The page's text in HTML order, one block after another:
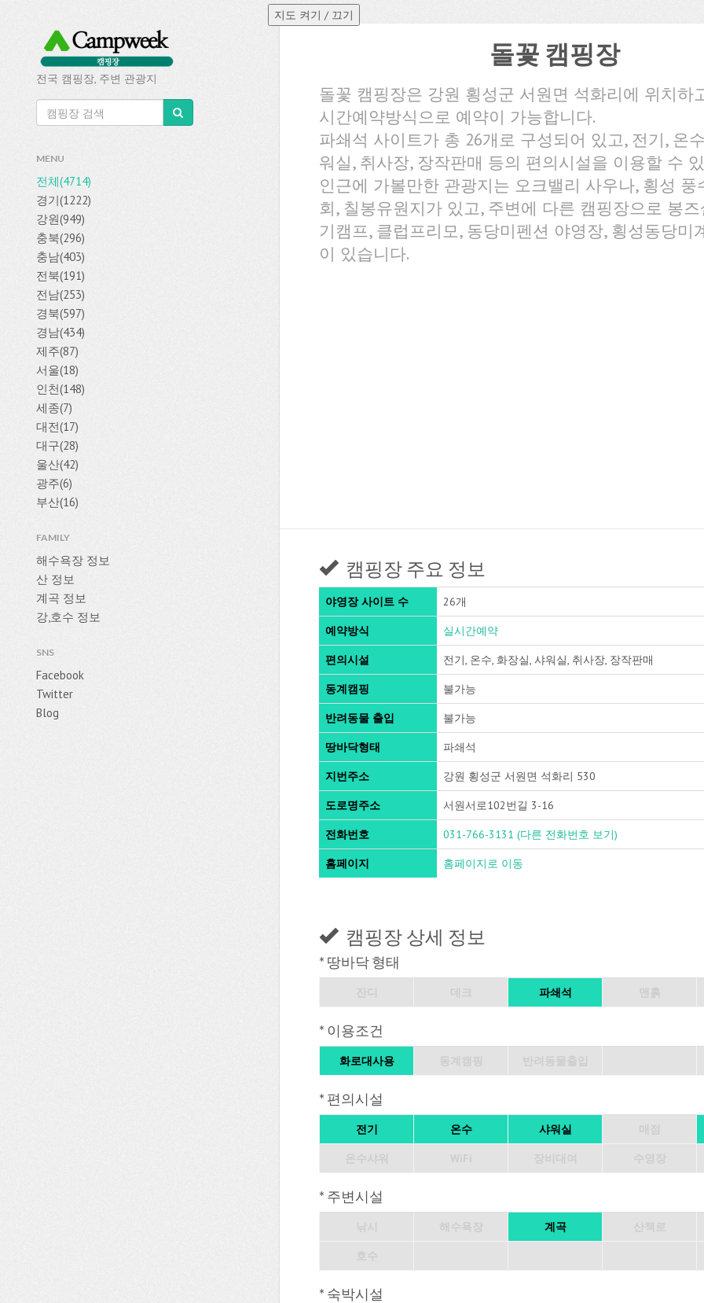
전국 캠핑장, 주변 관광지
MENU
전체(4714)
경기(1222)
강원(949)
충북(296)
충남(403)
전북(191)
전남(253)
경북(597)
경남(434)
제주(87)
서울(18)
인천(148)
세종(7)
대전(17)
대구(28)
울산(42)
광주(6)
부산(16)
FAMILY
해수욕장 정보
산 정보
계곡 정보
강,호수 정보
SNS
Facebook
Twitter
Blog
돌꽃 캠핑장
돌꽃 캠핑장은 강원 횡성군 서원면 석화리에 위치하
시간예약방식으로 예약이 가능합니다.
파쇄석 사이트가 총 26개로 구성되어 있고, 전기, 온
워실, 취사장, 장작판매 등의 편의시설을 이용할 수
인근에 가볼만한 관광지는 오크밸리 사우나, 횡성 풍
회, 칠봉유원지가 있고, 주변에 다른 캠핑장으로 봉
기캠프, 클럽프리모, 동당미펜션 야영장, 횡성동당미
이 있습니다.
캠핑장 주요 정보
야영장 사이트 수 26개
예약방식 실시간예약
편의시설 전기, 온수, 화장실, 샤워실, 취사장, 장작판매
동계캠핑 불가능
반려동물 출입 불가능
땅바닥형태 파쇄석
지번주소 강원 횡성군 서원면 석화리 530
도로명주소 서원서로102번길 3-16
전화번호 031-766-3131 (다른 전화번호 보기)
홈페이지 홈페이지로 이동
캠핑장 상세 정보
* 땅바닥 형태
파쇄석
* 이용조건
화로대사용
* 편의시설
전기 온수 샤워실
* 주변시설
계곡
* 숙박시설